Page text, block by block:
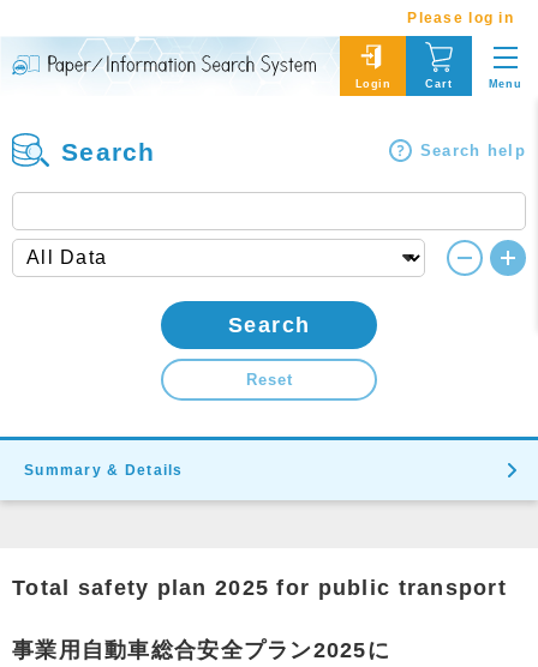
Please log in
Login Cart Menu
Search Search help
Search
Reset
Summary & Details
Total safety plan 2025 for public transport
事業用自動車総合安全プラン2025に